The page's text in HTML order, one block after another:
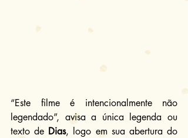
“Este filme é intencionalmente não
legendado”, avisa a única legenda ou
texto de Dias, logo em sua abertura do